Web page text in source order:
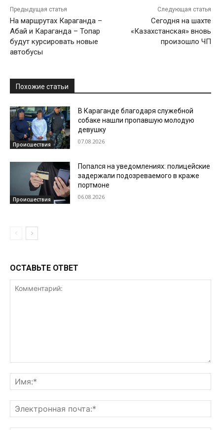
Предыдущая статья
На маршрутах Караганда –
Абай и Караганда – Топар
будут курсировать новые
автобусы
Следующая статья
Сегодня на шахте
«Казахстанская» вновь
произошло ЧП
Похожие статьи
Происшествия
В Караганде благодаря служебной
собаке нашли пропавшую молодую
девушку
07.08.2026
Происшествия
Попался на уведомлениях: полицейские
задержали подозреваемого в краже
портмоне
06.08.2026
ОСТАВЬТЕ ОТВЕТ